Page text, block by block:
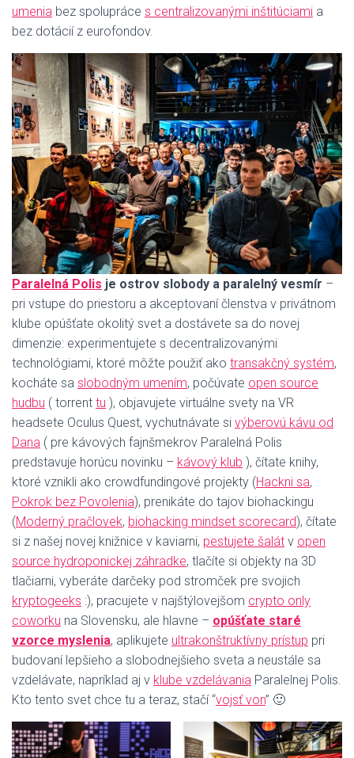
umenia bez spolupráce s centralizovanými inštitúciami a
bez dotácií z eurofondov.
Paralelná Polis je ostrov slobody a paralelný vesmír –
pri vstupe do priestoru a akceptovaní členstva v privátnom
klube opúšťate okolitý svet a dostávete sa do novej
dimenzie: experimentujete s decentralizovanými
technológiami, ktoré môžte použiť ako transakčný systém,
kocháte sa slobodným umením, počúvate open source
hudbu ( torrent tu ), objavujete virtuálne svety na VR
headsete Oculus Quest, vychutnávate si výberovú kávu od
Dana ( pre kávových fajnšmekrov Paralelná Polis
predstavuje horúcu novinku – kávový klub ), čítate knihy,
ktoré vznikli ako crowdfundingové projekty (Hackni sa,
Pokrok bez Povolenia), prenikáte do tajov biohackingu
(Moderný pračlovek, biohacking mindset scorecard), čítate
si z našej novej knižnice v kaviarni, pestujete šalát v open
source hydroponickej záhradke, tlačíte si objekty na 3D
tlačiarni, vyberáte darčeky pod stromček pre svojich
kryptogeeks :), pracujete v najštýlovejšom crypto only
coworku na Slovensku, ale hlavne – opúšťate staré
vzorce myslenia, aplikujete ultrakonštruktívny prístup pri
budovaní lepšieho a slobodnejšieho sveta a neustále sa
vzdelávate, napríklad aj v klube vzdelávania Paralelnej Polis.
Kto tento svet chce tu a teraz, stačí “vojsť von” 🙂